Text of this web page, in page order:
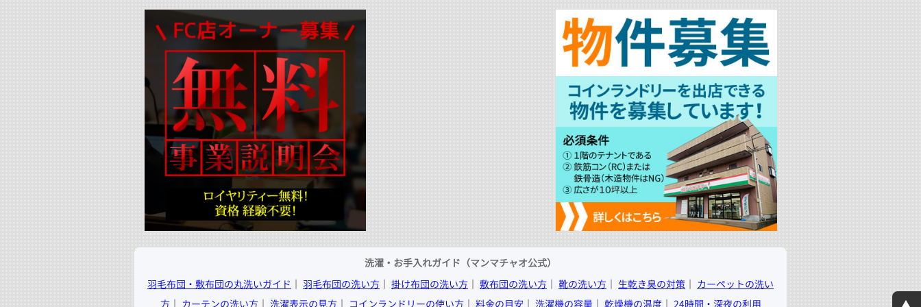
洗濯・お手入れガイド（マンマチャオ公式）
羽毛布団・敷布団の丸洗いガイド
羽毛布団の洗い方 掛け布団の洗い方 敷布団の洗い方 靴の洗い方 生乾き臭の対策
カーペットの洗い
方│ カーテンの洗い方│ 洗濯表示の見方│ コインランドリーの使い方│ 料金の目安│ 洗濯機の容量│ 乾燥機の温度 24時間・深夜の利用